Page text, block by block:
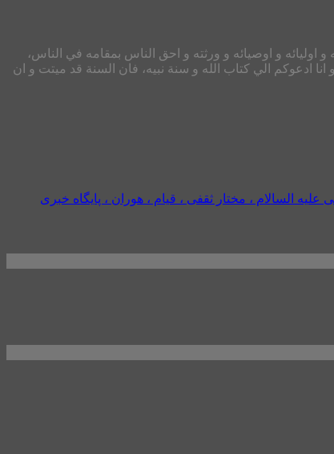
و اوليائه و اوصيائه و ورثته و احق الناس بمقامه في الناس،
انا ادعوكم الي كتاب الله و سنة نبيه، فان السنة قد ميتت و ان
السالام ، مختار ثقفی ، قیام ، هوران ، پایگاه خبری